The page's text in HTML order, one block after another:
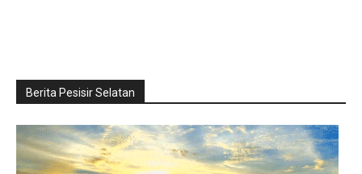
Berita Pesisir Selatan